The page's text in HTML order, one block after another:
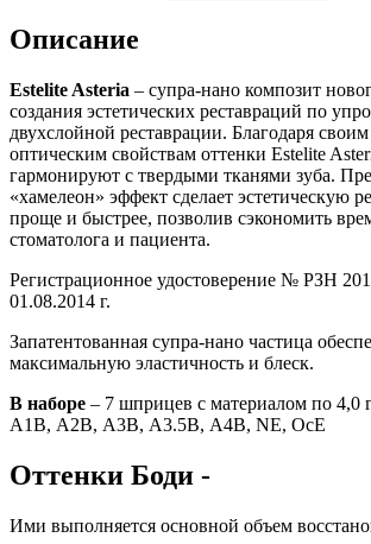
Описание
Estelite Asteria – супра-нано композит
создания эстетических реставраций по
двухслойной реставрации. Благодаря
оптическим свойствам оттенки Estelite
гармонируют с твердыми тканями зуба.
«хамелеон» эффект сделает эстетическую
проще и быстрее, позволив сэкономить
стоматолога и пациента.
Регистрационное удостоверение № РЗН
01.08.2014 г.
Запатентованная супра-нано частица
максимальную эластичность и блеск.
В наборе – 7 шприцев с материалом по 4,0
А1В, А2В, А3В, А3.5В, А4В, NE, OcE
Оттенки Боди -
Ими выполняется основной объем